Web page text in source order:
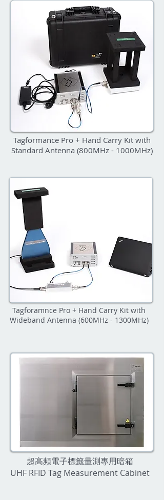
Tagformance Pro + Hand Carry Kit with
Standard Antenna (800MHz - 1000MHz)
Tagforamnce Pro + Hand Carry Kit with
Wideband Antenna (600MHz - 1300MHz)
超高頻電子標籤量測專用暗箱
UHF RFID Tag Measurement Cabinet